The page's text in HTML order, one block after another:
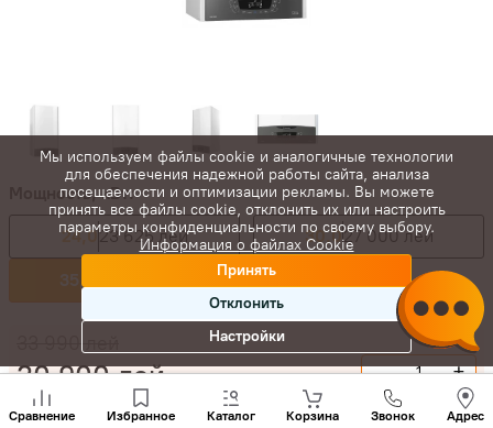
Мощность, кВт:
24,023 625 лей 30,027 000 лей
35,0
30 900лей - +
Купить сейчас
Сравнение Избранное Каталог Корзина Звонок Адрес
нам
+(373)
Мы используем файлы cookie и аналогичные технологии
для обеспечения надежной работы сайта, анализа
посещаемости и оптимизации рекламы. Вы можете
принять все файлы cookie, отклонить их или настроить
параметры конфиденциальности по своему выбору.
Информация о файлах Cookie
Принять
Отклонить
Настройки